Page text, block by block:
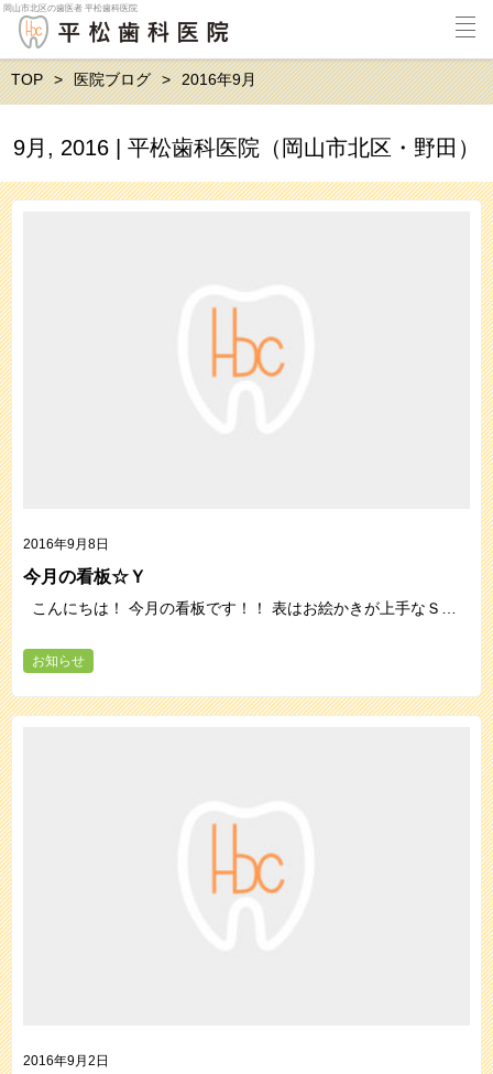
岡山市北区の歯医者 平松歯科医院
TOP 医院ブログ 2016年9月
9月, 2016 | 平松歯科医院（岡山市北区・野田）
2016年9月8日
今月の看板☆Ｙ
こんにちは！ 今月の看板です！！ 表はお絵かきが上手なＳ…
お知らせ
2016年9月2日